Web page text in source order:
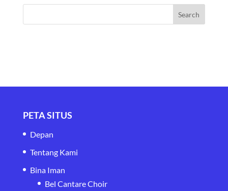
PETA SITUS
Depan
Tentang Kami
Bina Iman
Bel Cantare Choir